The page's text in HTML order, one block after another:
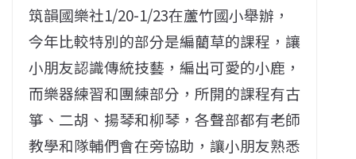
筑韻國樂社1/20-1/23在蘆竹國小舉辦，
今年比較特別的部分是編藺草的課程，讓
小朋友認識傳統技藝，編出可愛的小鹿，
而樂器練習和團練部分，所開的課程有古
箏、二胡、揚琴和柳琴，各聲部都有老師
教學和隊輔們會在旁協助，讓小朋友熟悉